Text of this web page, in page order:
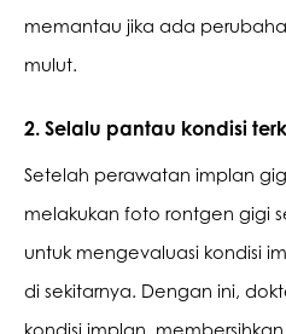
memantau jika ada
mulut.
2. Selalu pantau kondisi
Setelah perawatan implan
melakukan foto rontgen gigi
untuk mengevaluasi kondisi
di sekitarnya. Dengan ini,